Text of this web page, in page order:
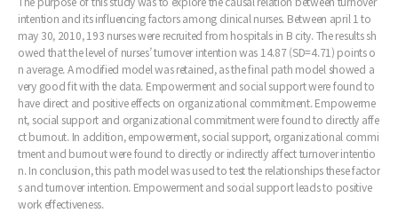
intention and its influencing factors among clinical nurses. Between april 1 to
may 30, 2010, 193 nurses were recruited from hospitals in B city. The results sh
owed that the level of nurses’ turnover intention was 14.87 (SD=4.71) points o
n average. A modified model was retained, as the final path model showed a
very good fit with the data. Empowerment and social support were found to
have direct and positive effects on organizational commitment. Empowerme
nt, social support and organizational commitment were found to directly affe
ct burnout. In addition, empowerment, social support, organizational commi
tment and burnout were found to directly or indirectly affect turnover intentio
n. In conclusion, this path model was used to test the relationships these factor
s and turnover intention. Empowerment and social support leads to positive
work effectiveness.